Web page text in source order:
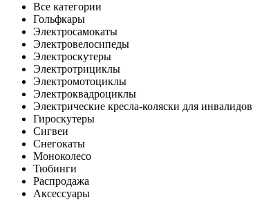
Все категории
Гольфкары
Электросамокаты
Электровелосипеды
Электроскутеры
Электротрициклы
Электромотоциклы
Электроквадроциклы
Электрические кресла-коляски для инвалидов
Гироскутеры
Сигвеи
Снегокаты
Моноколесо
Тюбинги
Распродажа
Аксессуары